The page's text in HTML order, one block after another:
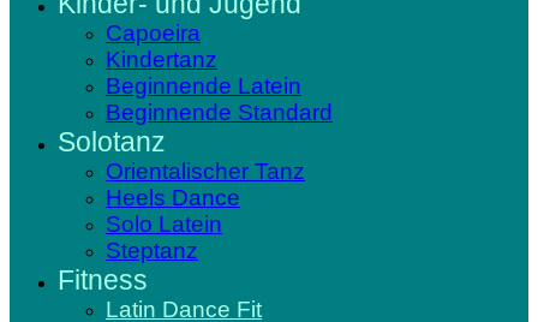
Capoeira
Kindertanz
Beginnende Latein
Beginnende Standard
Solotanz
Orientalischer Tanz
Heels Dance
Solo Latein
Steptanz
Fitness
Latin Dance Fit